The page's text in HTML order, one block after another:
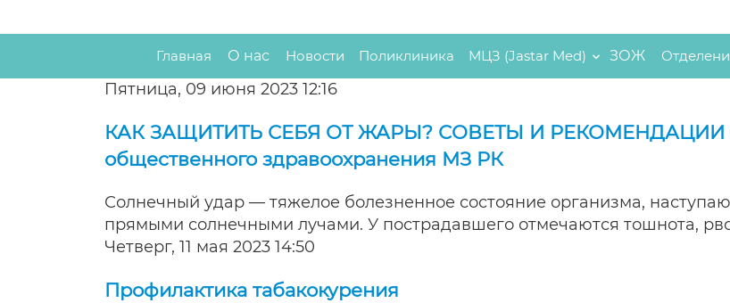
Главная О нас Новости Поликлиника МЦЗ (Jastar Med) ЗОЖ
Пятница, 09 июня 2023 12:16
КАК ЗАЩИТИТЬ СЕБЯ ОТ ЖАРЫ? СОВЕТЫ И РЕКОМЕНДАЦИИ
общественного здравоохранения МЗ РК
Солнечный удар — тяжелое болезненное состояние организма,
прямыми солнечными лучами. У пострадавшего отмечаются тошнота,
Четверг, 11 мая 2023 14:50
Профилактика табакокурения